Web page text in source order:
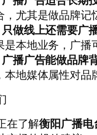
，尤其是做品牌记
做线上还需要广
是本地业务，广播
播广告能做品牌
本地媒体属性对品
在了解衡阳广播电